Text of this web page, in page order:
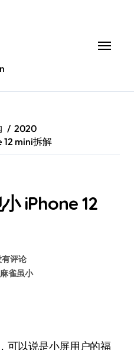
2020
12 mini拆解
iPhone 12
评论
麻雀虽小
可以说是小屏用户的福